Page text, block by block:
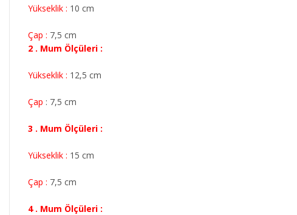
Yükseklik : 10 cm
Çap : 7,5 cm
2 . Mum Ölçüleri :
Yükseklik : 12,5 cm
Çap : 7,5 cm
3 . Mum Ölçüleri :
Yükseklik : 15 cm
Çap : 7,5 cm
4 . Mum Ölçüleri :